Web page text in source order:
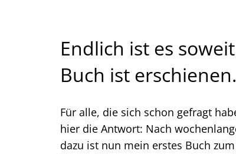
Endlich ist es
Buch ist erschienen.
Für alle, die sich schon gefragt
hier die Antwort: Nach
dazu ist nun mein erstes Buch